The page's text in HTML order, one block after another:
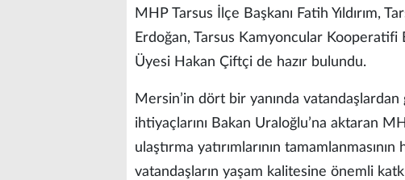
MHP Tarsus İlçe Başkanı Fatih Yıldırım,
Erdoğan, Tarsus Kamyoncular Kooperatifi
Üyesi Hakan Çiftçi de hazır bulundu.
Mersin’in dört bir yanında
ihtiyaçlarını Bakan Uraloğlu’na aktaran
ulaştırma yatırımlarının
vatandaşların yaşam kalitesine önemli